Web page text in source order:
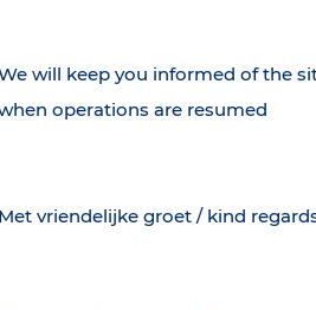
will keep you informed of the
operations are resumed
Met vriendelijke groet / kind